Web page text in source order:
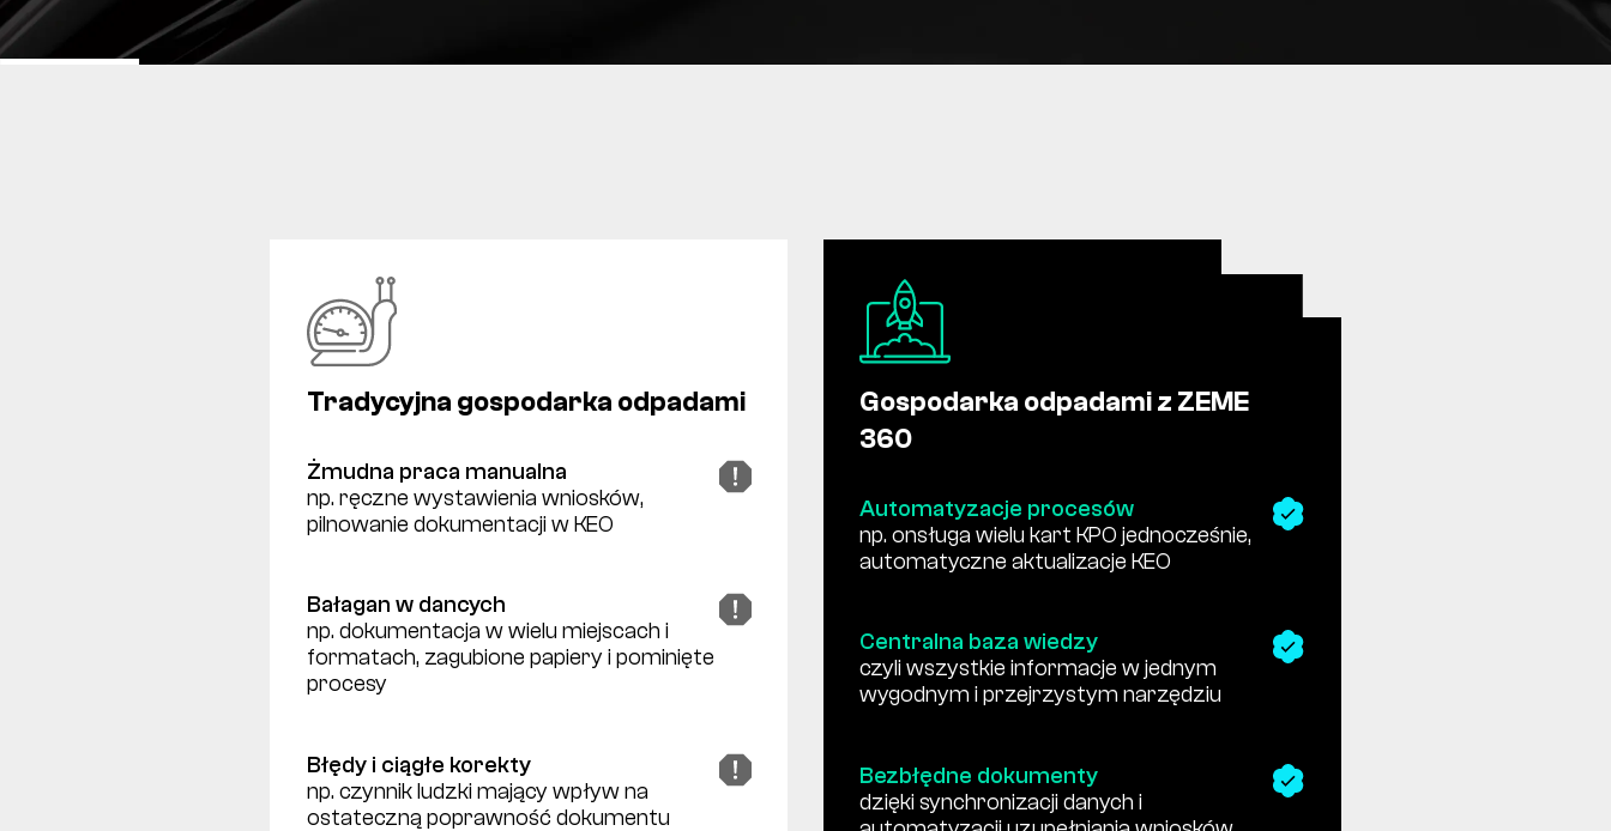
Tradycyjna gospodarka odpadami
Żmudna praca manualna
np. ręczne wystawienia wniosków,
pilnowanie dokumentacji w KEO
Bałagan w dancych
np. dokumentacja w wielu miejscach i
formatach, zagubione papiery i pominięte
procesy
Błędy i ciągłe korekty
np. czynnik ludzki mający wpływ na
ostateczną poprawność dokumentu
Gospodarka odpadami z ZEME
360
Automatyzacje procesów
np. onsługa wielu kart KPO jednocześnie,
automatyczne aktualizacje KEO
Centralna baza wiedzy
czyli wszystkie informacje w jednym
wygodnym i przejrzystym narzędziu
Bezbłędne dokumenty
dzięki synchronizacji danych i